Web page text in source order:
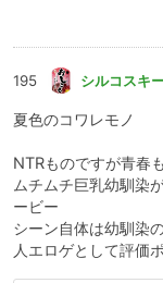
195 シルコスキ
夏色のコワレモノ
NTRものですが青春
ムチムチ巨乳幼馴染
ービー
シーン自体は幼馴染
人エロゲとして評価